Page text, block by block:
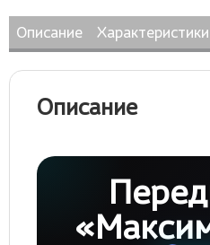
Описание Характеристики
Описание